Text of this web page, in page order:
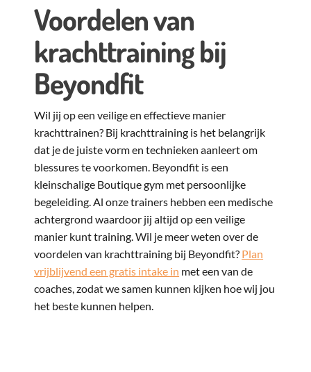
Voordelen van
krachttraining bij
Beyondfit
Wil jij op een veilige en effectieve manier
krachttrainen? Bij krachttraining is het belangrijk
dat je de juiste vorm en technieken aanleert om
blessures te voorkomen. Beyondfit is een
kleinschalige Boutique gym met persoonlijke
begeleiding. Al onze trainers hebben een medische
achtergrond waardoor jij altijd op een veilige
manier kunt training. Wil je meer weten over de
voordelen van krachttraining bij Beyondfit? Plan
vrijblijvend een gratis intake in met een van de
coaches, zodat we samen kunnen kijken hoe wij jou
het beste kunnen helpen.